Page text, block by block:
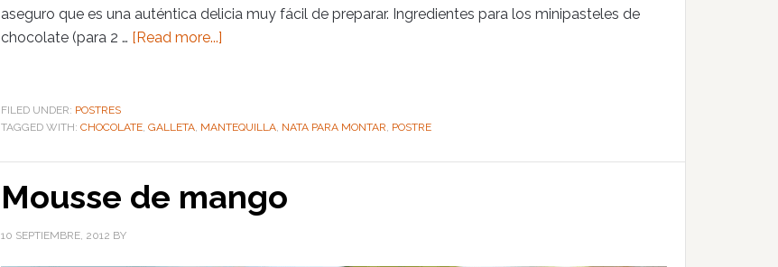
aseguro que es una auténtica delicia muy fácil de preparar. Ingredientes para los minipasteles de
chocolate (para 2 … [Read more...]
FILED UNDER: POSTRES
TAGGED WITH: CHOCOLATE GALLETA MANTEQUILLA NATA PARA MONTAR POSTRE
Mousse de mango
10 SEPTIEMBRE, 2012 BY